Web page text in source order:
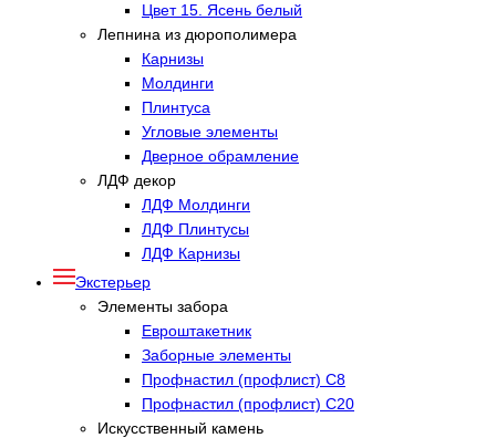
Цвет 15. Ясень белый
Лепнина из дюрополимера
Карнизы
Молдинги
Плинтуса
Угловые элементы
Дверное обрамление
ЛДФ декор
ЛДФ Молдинги
ЛДФ Плинтусы
ЛДФ Карнизы
Экстерьер
Элементы забора
Евроштакетник
Заборные элементы
Профнастил (профлист) С8
Профнастил (профлист) С20
Искусственный камень